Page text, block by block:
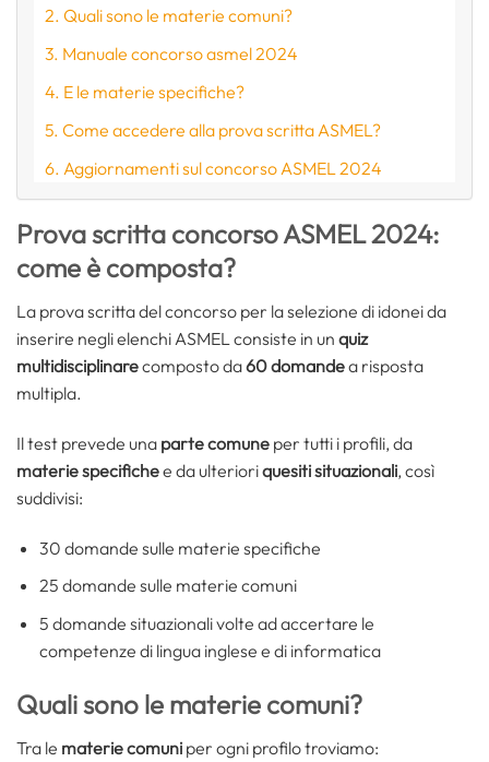
Quali sono le materie comuni?
Manuale concorso asmel 2024
E le materie specifiche?
Come accedere alla prova scritta ASMEL?
Aggiornamenti sul concorso ASMEL 2024
Prova scritta concorso ASMEL 2024:
come è composta?
La prova scritta del concorso per la selezione di idonei da
inserire negli elenchi ASMEL consiste in un quiz
multidisciplinarecomposto da60 domandea risposta
multipla.
Il test prevede una parte comune per tutti i profili, da
materie specifichee da ulterioriquesiti situazionali, così
suddivisi:
30 domande sulle materie specifiche
25 domande sulle materie comuni
5 domande situazionali volte ad accertare le
competenze di lingua inglese e di informatica
Quali sono le materie comuni?
Tra le materie comuni per ogni profilo troviamo: